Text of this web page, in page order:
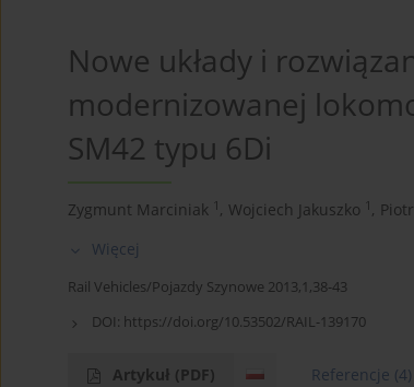
Nowe układy i
modernizowanej
SM42 typu 6Di
Zygmunt Marciniak 1 , Wojciech Jakuszko 1 ,
Więcej
Rail Vehicles/Pojazdy Szynowe 2013,1,38-43
DOI: https://doi.org/10.53502/RAIL-139170
Artykuł (PDF) Referencje (4)